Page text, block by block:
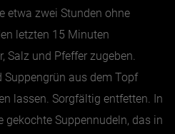
etwa zwei Stunden ohne
letzten 15 Minuten
Salz und Pfeffer zugeben.
Suppengrün aus dem Topf
lassen. Sorgfältig entfetten. In
gekochte Suppennudeln, das in